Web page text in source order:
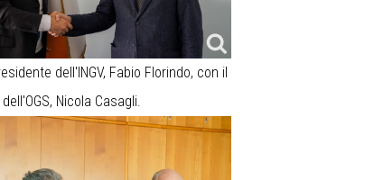
dell'INGV, Fabio Florindo, con il
Nicola Casagli.